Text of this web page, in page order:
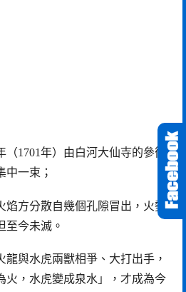
（1701年）由白河大仙寺的參徹
中一束；
焰方分散自幾個孔隙冒出，火勢
至今未滅。
與水虎兩獸相爭、大打出手，
火，水虎變成泉水」，才成為今